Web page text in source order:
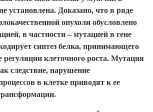
установлена. Доказано, что в ряде
опухоли обусловлено
в частности – мутацией в гене
синтез белка, принимающего
регуляции клеточного роста. Мутация
следствие, нарушение
в клетке приводят к ее